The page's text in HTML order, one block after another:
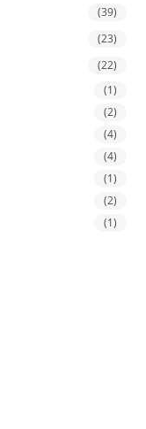
(39)
(23)
(22)
(1)
(2)
(4)
(4)
(1)
(2)
(1)